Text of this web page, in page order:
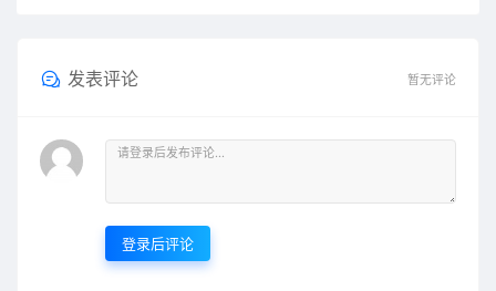
发表评论 暂无评论
登录后评论